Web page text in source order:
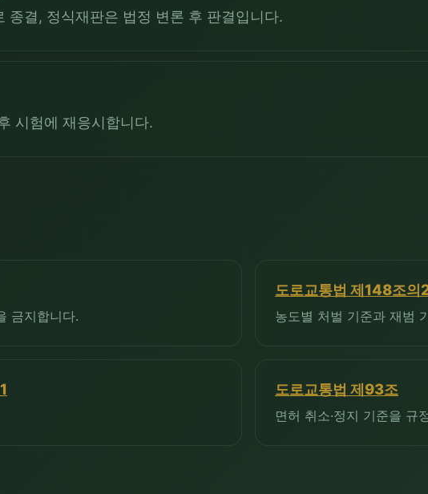
종결, 정식재판은 법정 변론 후 판결입니다.
시험에 재응시합니다.
금지합니다.
도로교통법 제148조의
농도별 처벌 기준과 재범
도로교통법 제93조
면허 취소·정지 기준을 규